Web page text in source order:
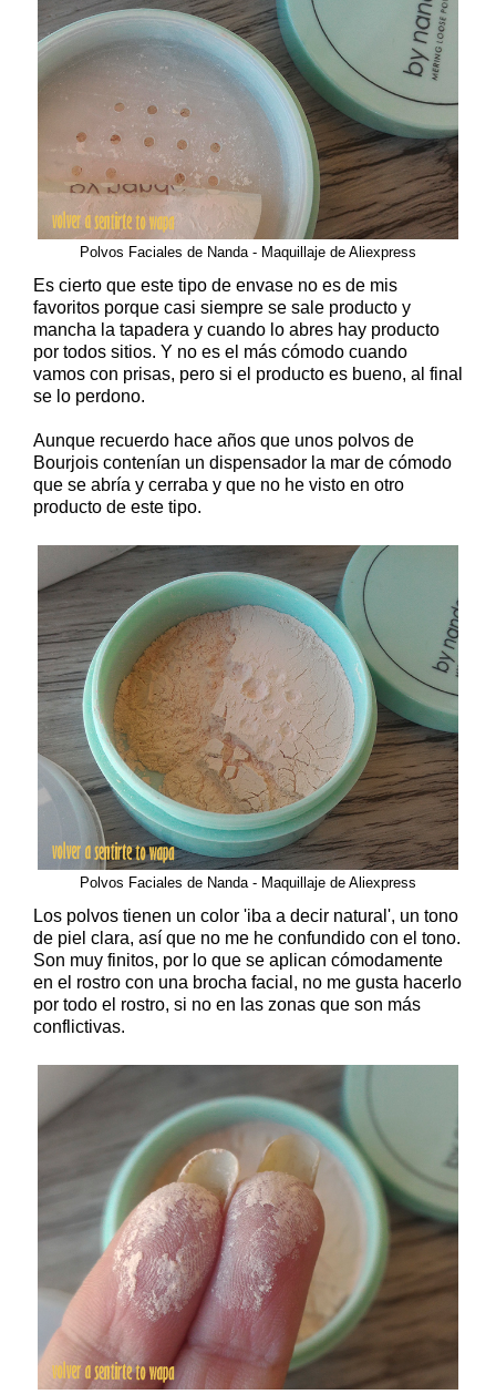
Polvos Faciales de Nanda - Maquillaje de Aliexpress
Es cierto que este tipo de envase no es de mis
favoritos porque casi siempre se sale producto y
mancha la tapadera y cuando lo abres hay producto
por todos sitios. Y no es el más cómodo cuando
vamos con prisas, pero si el producto es bueno, al final
se lo perdono.
Aunque recuerdo hace años que unos polvos de
Bourjois contenían un dispensador la mar de cómodo
que se abría y cerraba y que no he visto en otro
producto de este tipo.
Polvos Faciales de Nanda - Maquillaje de Aliexpress
Los polvos tienen un color 'iba a decir natural', un tono
de piel clara, así que no me he confundido con el tono.
Son muy finitos, por lo que se aplican cómodamente
en el rostro con una brocha facial, no me gusta hacerlo
por todo el rostro, si no en las zonas que son más
conflictivas.